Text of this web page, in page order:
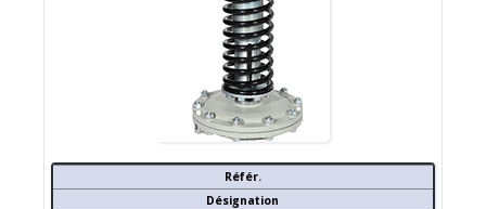
Référ.
Désignation